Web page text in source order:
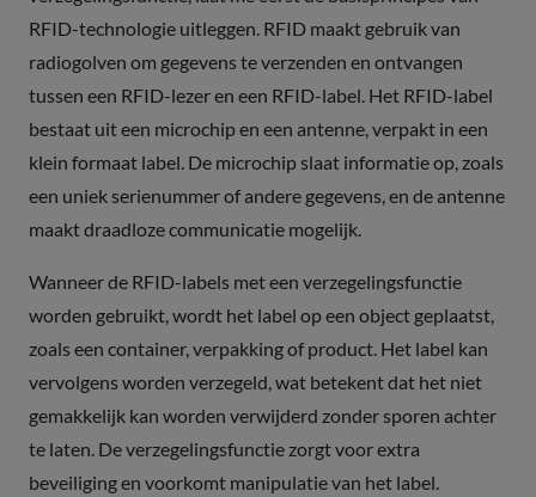
RFID-technologie uitleggen. RFID maakt gebruik van
radiogolven om gegevens te verzenden en ontvangen
tussen een RFID-lezer en een RFID-label. Het RFID-label
bestaat uit een microchip en een antenne, verpakt in een
klein formaat label. De microchip slaat informatie op, zoals
een uniek serienummer of andere gegevens, en de antenne
maakt draadloze communicatie mogelijk.
Wanneer de RFID-labels met een verzegelingsfunctie
worden gebruikt, wordt het label op een object geplaatst,
zoals een container, verpakking of product. Het label kan
vervolgens worden verzegeld, wat betekent dat het niet
gemakkelijk kan worden verwijderd zonder sporen achter
te laten. De verzegelingsfunctie zorgt voor extra
beveiliging en voorkomt manipulatie van het label.